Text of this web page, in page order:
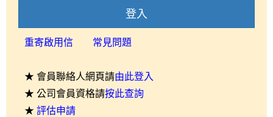
登入
重寄啟用信 常見問題
★ 會員聯絡人網頁請由此登入
★ 公司會員資格請按此查詢
★ 評估申請